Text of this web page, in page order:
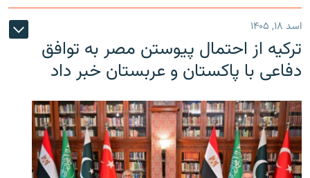
اسد ۱۸, ۱۴۰۵
ترکیه از احتمال پیوستن مصر به توافق
دفاعی با پاکستان و عربستان خبر داد